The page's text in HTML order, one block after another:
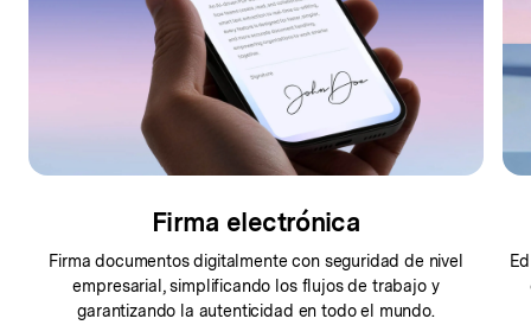
Firma electrónica
Firma documentos digitalmente con seguridad de nivel
empresarial, simplificando los flujos de trabajoy
garantizando la autenticidad en todo el mundo.